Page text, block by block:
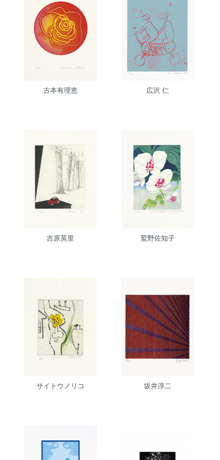
古本有理恵 広沢 仁
吉原英里 鷲野佐知子
サイトウノリコ 坂井淳二